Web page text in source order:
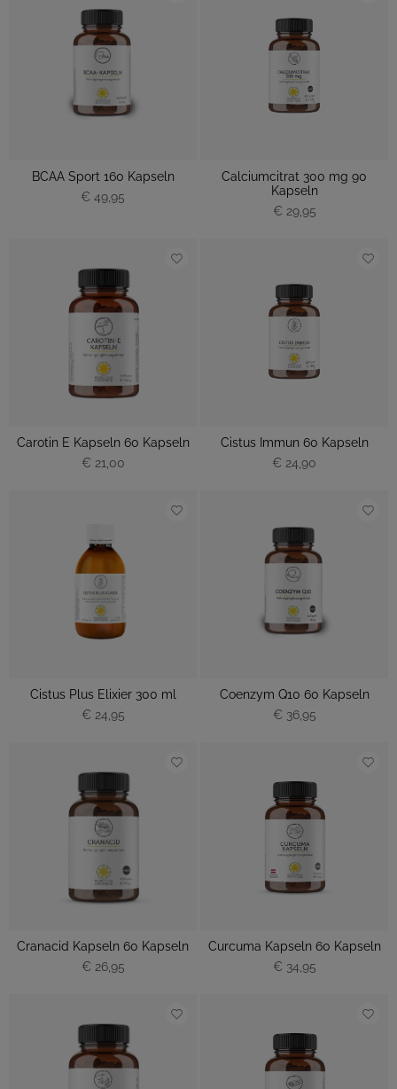
BCAA Sport 160 Kapseln
€ 49,95
Calciumcitrat 300 mg 90
Kapseln
€ 29,95
Carotin E Kapseln 60 Kapseln
€ 21,00
Cistus Immun 60 Kapseln
€ 24,90
Cistus Plus Elixier 300 ml
€ 24,95
Coenzym Q10 60 Kapseln
€ 36,95
Cranacid Kapseln 60 Kapseln
€ 26,95
Curcuma Kapseln 60 Kapseln
€ 34,95